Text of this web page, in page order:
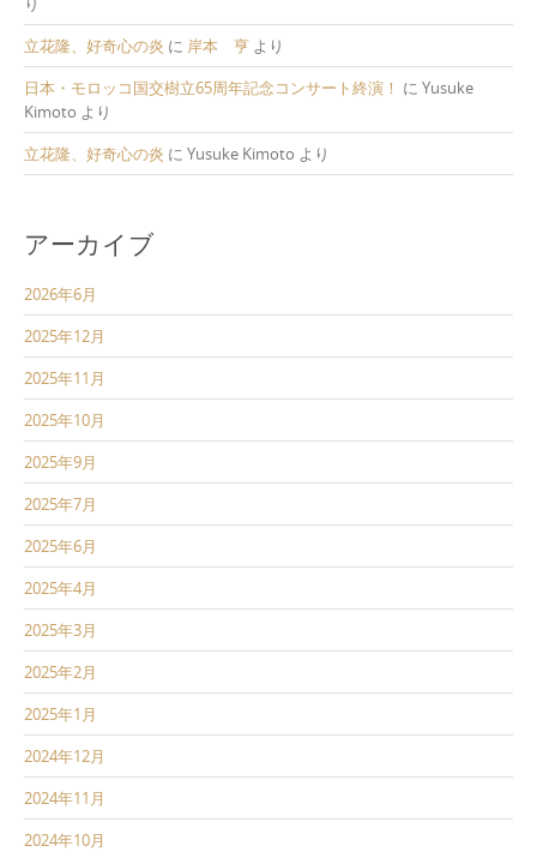
立花隆、好奇心の炎 に 岸本 亨 より
日本・モロッコ国交樹立65周年記念コンサート終演！ に Yusuke
Kimoto より
立花隆、好奇心の炎 に Yusuke Kimoto より
アーカイブ
2026年6月
2025年12月
2025年11月
2025年10月
2025年9月
2025年7月
2025年6月
2025年4月
2025年3月
2025年2月
2025年1月
2024年12月
2024年11月
2024年10月